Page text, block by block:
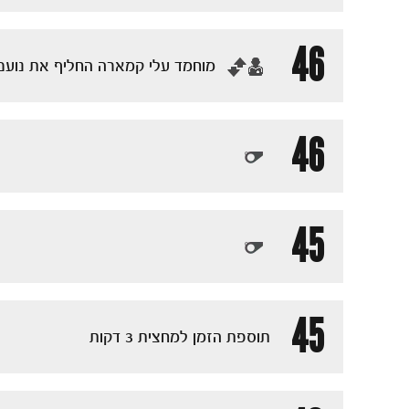
46
‏מוחמד עלי קמארה החליף את
46
45
45
תוספת הזמן למחצית 3 דקות